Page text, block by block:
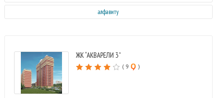
алфавиту
ЖК “АКВАРЕЛИ 3”
( 9 )